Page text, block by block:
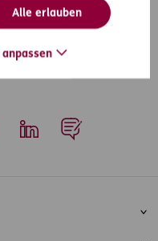
Alle erlauben